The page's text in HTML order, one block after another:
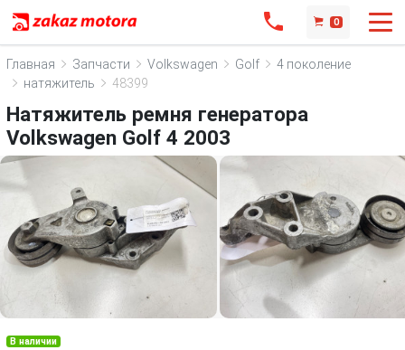
0
Главная Запчасти Volkswagen Golf
4 поколение
натяжитель
48399
Натяжитель ремня генератора
Volkswagen Golf 4 2003
В наличии